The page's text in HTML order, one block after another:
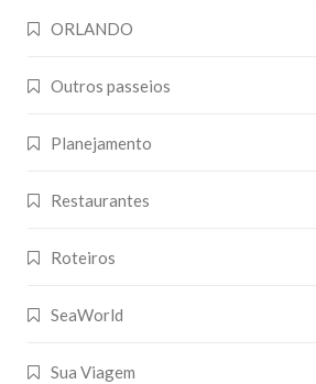
ORLANDO
Outros passeios
Planejamento
Restaurantes
Roteiros
SeaWorld
Sua Viagem